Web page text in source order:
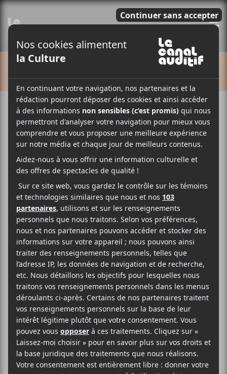
Cet évènement est passé.
Kid Francescoli : tournée Sunset
Blue avec Kazy Lambist
2024-03-22 @ 20:00-23:0035.50$
Le groupe françaisKid Francescoli sera de passage
au Théâtre Beanfield dans le cadre de sa tournée
Sunset Bluele 22 mars prochain avec Kazy Lambist
en première partie.
AJOUTER AU CALENDRIER
DÉTAILS ORGANISATEUR